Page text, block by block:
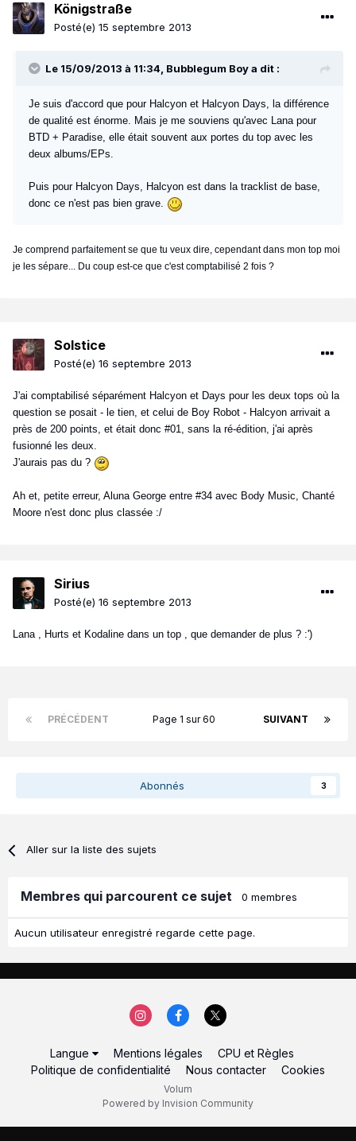
Königstraße
Posté(e) 15 septembre 2013
Le 15/09/2013 à 11:34, Bubblegum Boy a dit :
Je suis d'accord que pour Halcyon et Halcyon Days, la différence
de qualité est énorme. Mais je me souviens qu'avec Lana pour
BTD + Paradise, elle était souvent aux portes du top avec les
deux albums/EPs.
Puis pour Halcyon Days, Halcyon est dans la tracklist de base,
donc ce n'est pas bien grave.
Je comprend parfaitement se que tu veux dire, cependant dans mon top moi
je les sépare... Du coup est-ce que c'est comptabilisé 2 fois ?
Solstice
Posté(e) 16 septembre 2013
J'ai comptabilisé séparément Halcyon et Days pour les deux tops où la
question se posait - le tien, et celui de Boy Robot - Halcyon arrivait a
près de 200 points, et était donc #01, sans la ré-édition, j'ai après
fusionné les deux.
J'aurais pas du ?
Ah et, petite erreur, Aluna George entre #34 avec Body Music, Chanté
Moore n'est donc plus classée :/
Sirius
Posté(e) 16 septembre 2013
Lana , Hurts et Kodaline dans un top , que demander de plus ? :')
PRÉCÉDENT SUIVANT
Page 1 sur 60
Abonnés 3
Aller sur la liste des sujets
Membres qui parcourent ce sujet 0 membres
Aucun utilisateur enregistré regarde cette page.
Langue Mentions légales
CPU et Règles
Politique de confidentialité
Nous contacter Cookies
Volum
Powered by Invision Community